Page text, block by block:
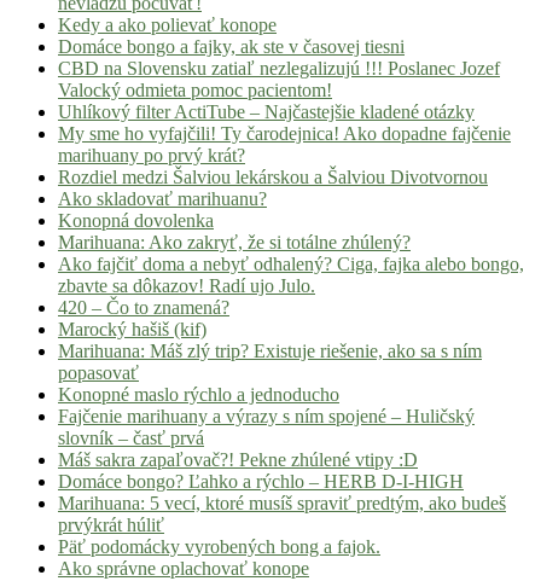
Kedy a ako polievať konope
Domáce bongo a fajky, ak ste v časovej tiesni
CBD na Slovensku zatiaľ nezlegalizujú !!! Poslanec Jozef
Valocký odmieta pomoc pacientom!
Uhlíkový filter ActiTube – Najčastejšie kladené otázky
My sme ho vyfajčili! Ty čarodejnica! Ako dopadne fajčenie
marihuany po prvý krát?
Rozdiel medzi Šalviou lekárskou a Šalviou Divotvornou
Ako skladovať marihuanu?
Konopná dovolenka
Marihuana: Ako zakryť, že si totálne zhúlený?
Ako fajčiť doma a nebyť odhalený? Ciga, fajka alebo bongo,
zbavte sa dôkazov! Radí ujo Julo.
420 – Čo to znamená?
Marocký hašiš (kif)
Marihuana: Máš zlý trip? Existuje riešenie, ako sa s ním
popasovať
Konopné maslo rýchlo a jednoducho
Fajčenie marihuany a výrazy s ním spojené – Huličský
slovník – časť prvá
Máš sakra zapaľovač?! Pekne zhúlené vtipy :D
Domáce bongo? Ľahko a rýchlo – HERB D-I-HIGH
Marihuana: 5 vecí, ktoré musíš spraviť predtým, ako budeš
prvýkrát húliť
Päť podomácky vyrobených bong a fajok.
Ako správne oplachovať konope